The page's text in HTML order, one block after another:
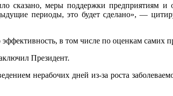
сказано, меры поддержки предприятиям и
периоды, это будет сделано», —
в том числе по оценкам самих
Президент.
нерабочих дней из-за роста